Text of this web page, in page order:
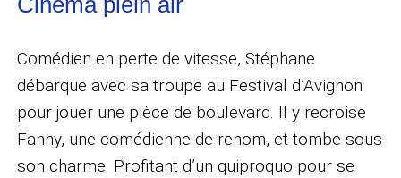
Comédien en perte de vitesse, Stéphane
débarque avec sa troupe au Festival d’Avignon
pour jouer une pièce de boulevard. Il y recroise
Fanny, une comédienne de renom, et tombe sous
son charme. Profitant d’un quiproquo pour se